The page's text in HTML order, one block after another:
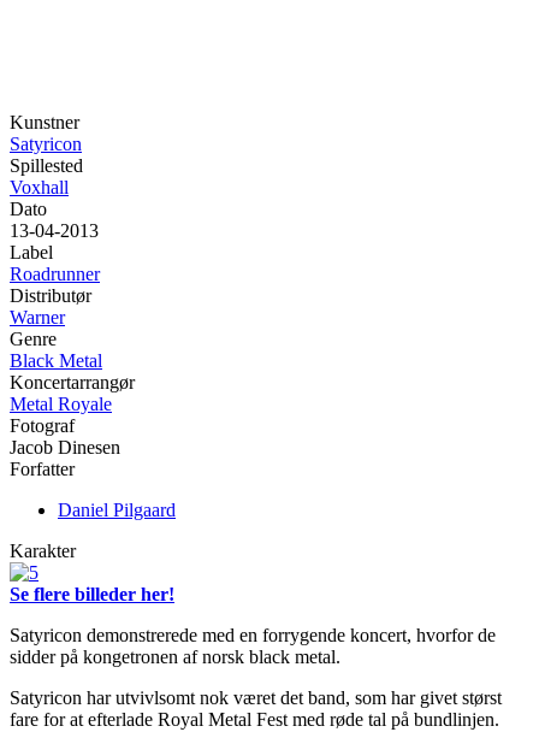
Kunstner
Satyricon
Spillested
Voxhall
Dato
13-04-2013
Label
Roadrunner
Distributør
Warner
Genre
Black Metal
Koncertarrangør
Metal Royale
Fotograf
Jacob Dinesen
Forfatter
Daniel Pilgaard
Karakter
Se flere billeder her!
Satyricon demonstrerede med en forrygende koncert, hvorfor de
sidder på kongetronen af norsk black metal.
Satyricon har utvivlsomt nok været det band, som har givet størst
fare for at efterlade Royal Metal Fest med røde tal på bundlinjen.